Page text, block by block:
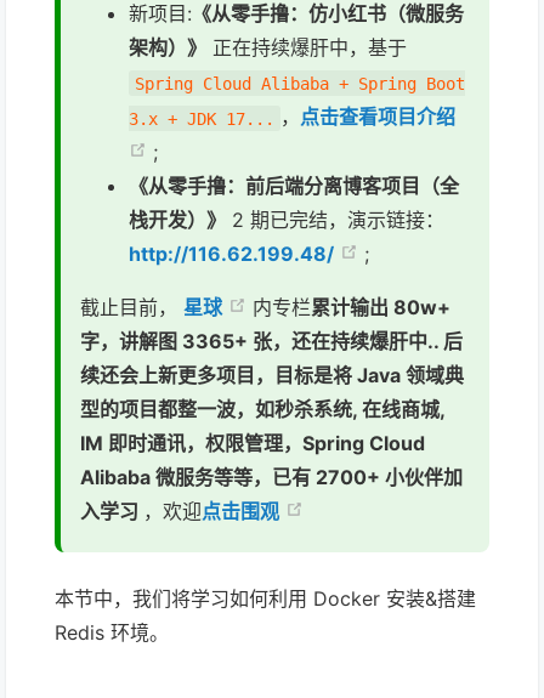
新项目: 《从零手撸：仿小红书（微服务
架构）》
正在持续爆肝中，基于
Spring Cloud Alibaba + Spring Boot
3.x + JDK 17...
， 点击查看项目介绍
;
《从零手撸：前后端分离博客项目（全
栈开发）》
2 期已完结，演示链接：
http://116.62.199.48/
;
截止目前， 星球 内专栏累计输出 80w+
字，讲解图 3365+ 张，还在持续爆肝中.. 后
续还会上新更多项目，目标是将 Java 领域典
型的项目都整一波，如秒杀系统, 在线商城,
IM 即时通讯，权限管理，Spring Cloud
Alibaba 微服务等等，已有 2700+ 小伙伴加
入学习 ，欢迎点击围观
本节中，我们将学习如何利用 Docker 安装&搭建
Redis 环境。